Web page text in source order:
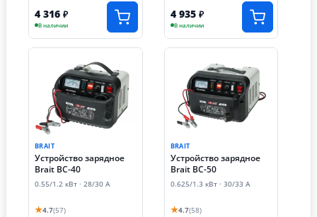
4 316 ₽
В наличии
4 935 ₽
В наличии
BRAIT
Устройство зарядное
Brait BC-40
0.55/1.2 кВт · 28/30 А
★4.7(57)
BRAIT
Устройство зарядное
Brait BC-50
0.625/1.3 кВт · 30/33 А
★4.7(58)